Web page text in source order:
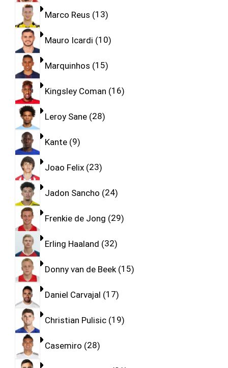
Marco Reus 13
Mauro Icardi 10
Marquinhos 15
Kingsley Coman 16
Leroy Sane 28
Kante 9
Joao Felix 23
Jadon Sancho 24
Frenkie de Jong 29
Erling Haaland 32
Donny van de Beek 15
Daniel Carvajal 17
Christian Pulisic 19
Casemiro 28